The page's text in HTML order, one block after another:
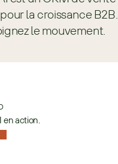
la croissance B2B.
le mouvement.
en action.